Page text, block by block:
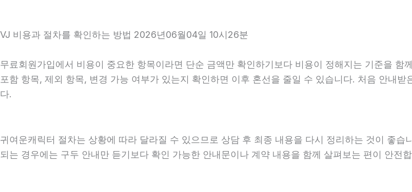
VJ 비용과 절차를 확인하는 방법 2026년06월04일 10시26분
무료회원가입에서 비용이 중요한 항목이라면 단순 금액만 확인하기보다 비용이 정해지는 기준을
포함 항목, 제외 항목, 변경 가능 여부가 있는지 확인하면 이후 혼선을 줄일 수 있습니다. 처음 안내
다.
귀여운캐릭터 절차는 상황에 따라 달라질 수 있으므로 상담 후 최종 내용을 다시 정리하는 것이 좋
되는 경우에는 구두 안내만 듣기보다 확인 가능한 안내문이나 계약 내용을 함께 살펴보는 편이 안전